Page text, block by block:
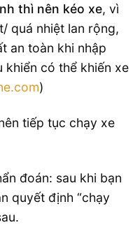
thì nên kéo xe, vì
quá nhiệt lan rộng,
an toàn khi nhập
có thể khiến xe
)
đoán: sau khi bạn
quyết định “chạy